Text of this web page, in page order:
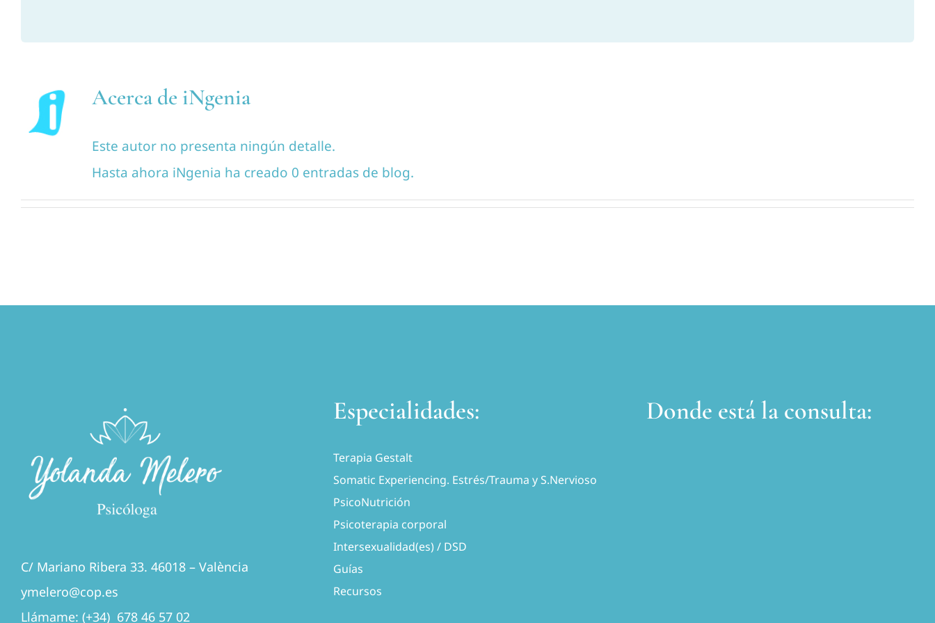
Acerca de iNgenia
Este autor no presenta ningún detalle.
Hasta ahora iNgenia ha creado 0 entradas de blog.
C/ Mariano Ribera 33. 46018 – València
ymelero@cop.es
Llámame: (+34) 678 46 57 02
Especialidades:
Terapia Gestalt
Somatic Experiencing. Estrés/Trauma y S.Nervioso
PsicoNutrición
Psicoterapia corporal
Intersexualidad(es) / DSD
Guías
Recursos
Donde está la consulta: